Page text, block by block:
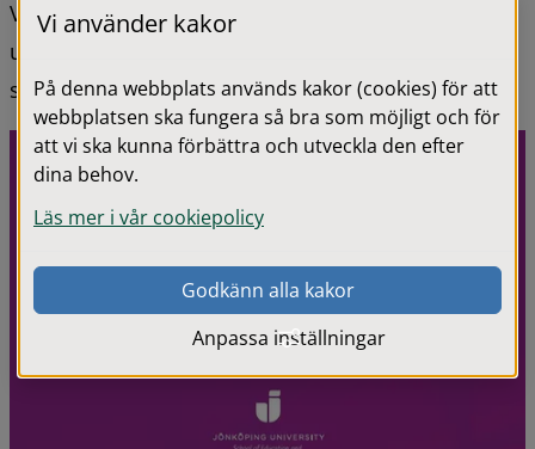
Vi arbetar aktivt med elevernas kunskapsmässiga
utveckling och deras sociala förmågor för att de
ska bli så bra rustade för framtiden som möjligt.
Vi använder kakor
På denna webbplats används kakor (cookies) för att
webbplatsen ska fungera så bra som möjligt och för
att vi ska kunna förbättra och utveckla den efter
dina behov.
Läs mer i vår cookiepolicy
Godkänn alla kakor
Anpassa inställningar